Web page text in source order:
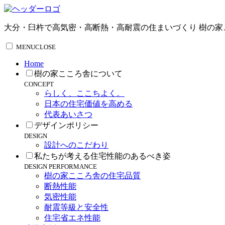
大分・臼杵で高気密・高断熱・高耐震の住まいづくり 樹の
MENUCLOSE
Home
樹の家こころ舎について
CONCEPT
らしく、ここちよく。
日本の住宅価値を高める
代表あいさつ
デザインポリシー
DESIGN
設計へのこだわり
私たちが考える住宅性能のあるべき姿
DESIGN PERFORMANCE
樹の家こころ舎の住宅品質
断熱性能
気密性能
耐震等級と安全性
住宅省エネ性能